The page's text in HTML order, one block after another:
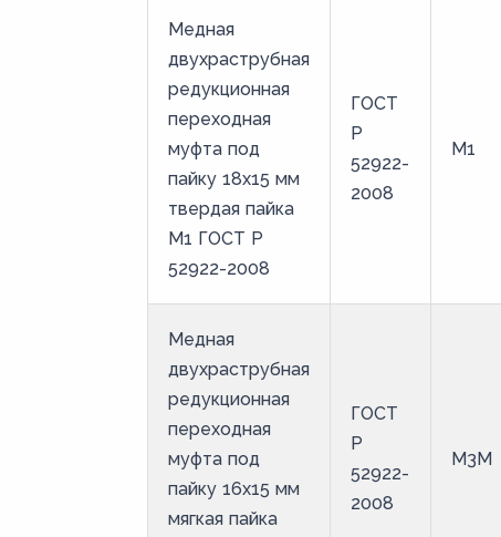
Медная
двухраструбная
редукционная
переходная
муфта под
пайку 18х15 мм
твердая пайка
М1 ГОСТ Р
52922-2008
ГОСТ
Р
52922-
2008
М1
Медная
двухраструбная
редукционная
переходная
муфта под
пайку 16х15 мм
мягкая пайка
ГОСТ
Р
52922-
2008
М3М